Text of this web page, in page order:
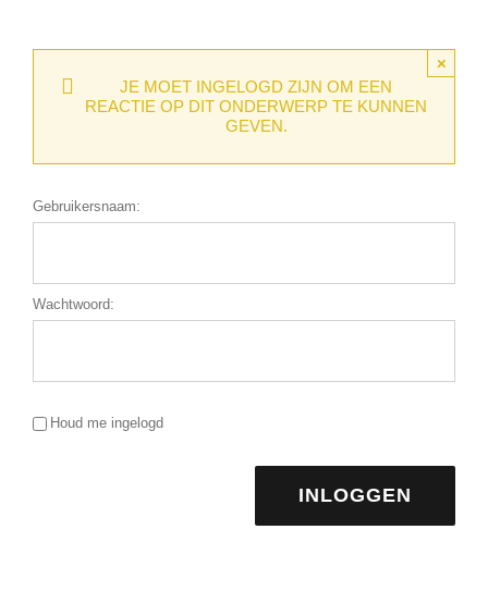
×
JE MOET INGELOGD ZIJN OM EEN
REACTIE OP DIT ONDERWERP TE KUNNEN
GEVEN.
Gebruikersnaam:
Wachtwoord:
Houd me ingelogd
INLOGGEN